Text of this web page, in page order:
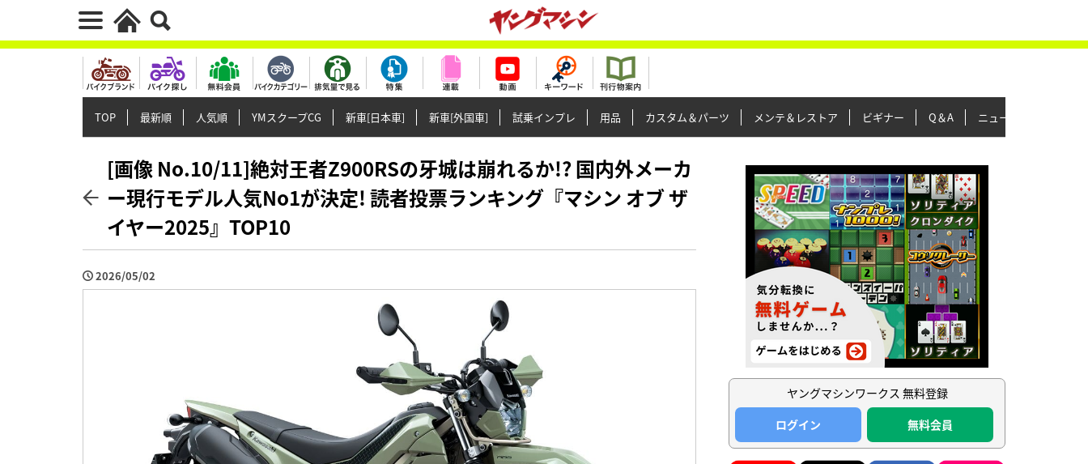
TOP 最新順 人気順 YMスクープCG 新車[日本車] 新車[外国車] 試乗インプレ 用品 カスタム＆パーツ メンテ＆レストア ビギナー Q＆A ニュース＆トピックス
[画像 No.10/11]絶対王者Z900RSの牙城は崩れるか!? 国内外メーカ
ー現行モデル人気No1が決定! 読者投票ランキング『マシン オブ ザ
イヤー2025』TOP10
2026/05/02
ヤングマシンワークス 無料登録
ログイン
無料会員